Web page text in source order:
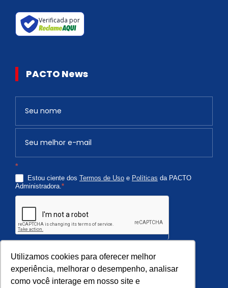
Utilizamos cookies para oferecer melhor
experiência, melhorar o desempenho, analisar
como você interage em nosso site e
Verificada por
PACTO News
*
Estou ciente dos Termos de Uso e Políticas da PACTO
Administradora.*
v
ê
a
n
o
,
d